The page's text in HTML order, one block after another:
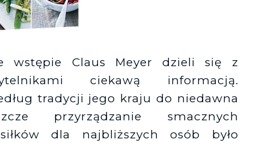
wstępie Claus Meyer dzieli się z
ciekawą informacją.
tradycji jego kraju do niedawna
przyrządzanie smacznych
dla najbliższych osób było
Księgarnie i kościopył – Travis Baldree